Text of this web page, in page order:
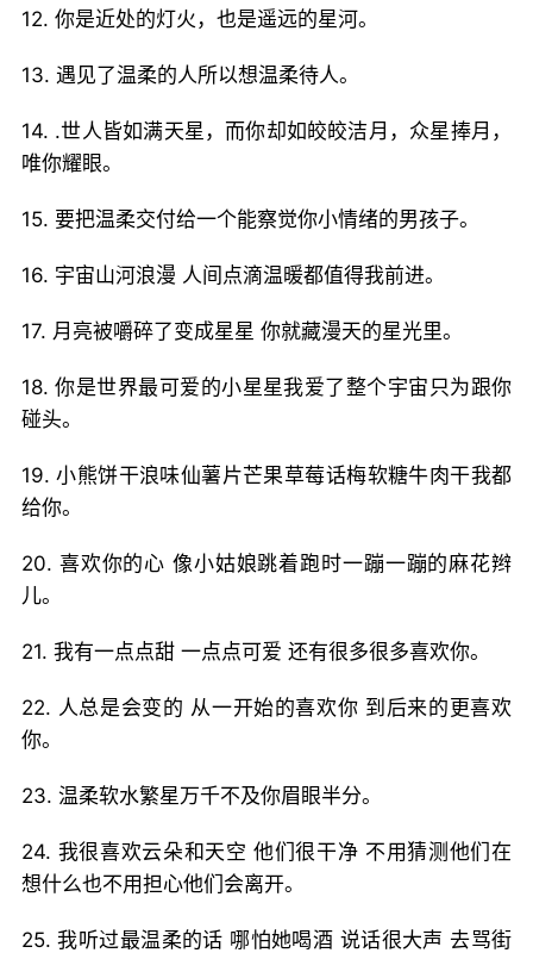
12. 你是近处的灯火，也是遥远的星河。
13. 遇见了温柔的人所以想温柔待人。
14. .世人皆如满天星，而你却如皎皎洁月，众星捧月，
唯你耀眼。
15. 要把温柔交付给一个能察觉你小情绪的男孩子。
16. 宇宙山河浪漫 人间点滴温暖都值得我前进。
17. 月亮被嚼碎了变成星星 你就藏漫天的星光里。
18. 你是世界最可爱的小星星我爱了整个宇宙只为跟你
碰头。
19. 小熊饼干浪味仙薯片芒果草莓话梅软糖牛肉干我都
给你。
20. 喜欢你的心 像小姑娘跳着跑时一蹦一蹦的麻花辫
儿。
21. 我有一点点甜 一点点可爱 还有很多很多喜欢你。
22. 人总是会变的 从一开始的喜欢你 到后来的更喜欢
你。
23. 温柔软水繁星万千不及你眉眼半分。
24. 我很喜欢云朵和天空 他们很干净 不用猜测他们在
想什么也不用担心他们会离开。
25. 我听过最温柔的话 哪怕她喝酒 说话很大声 去骂街